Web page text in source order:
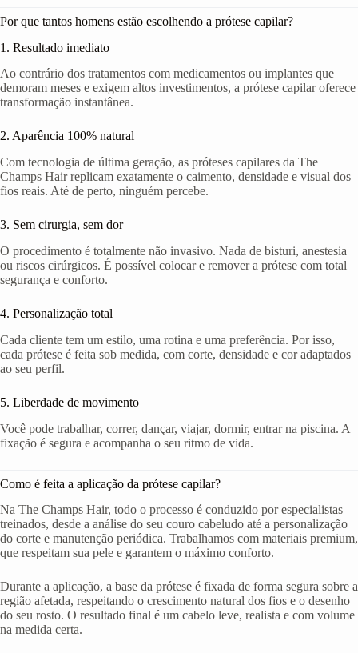
Por que tantos homens estão escolhendo a prótese capilar?
1. Resultado imediato
Ao contrário dos tratamentos com medicamentos ou implantes que
demoram meses e exigem altos investimentos, a prótese capilar oferece
transformação instantânea.
2. Aparência 100% natural
Com tecnologia de última geração, as próteses capilares da The
Champs Hair replicam exatamente o caimento, densidade e visual dos
fios reais. Até de perto, ninguém percebe.
3. Sem cirurgia, sem dor
O procedimento é totalmente não invasivo. Nada de bisturi, anestesia
ou riscos cirúrgicos. É possível colocar e remover a prótese com total
segurança e conforto.
4. Personalização total
Cada cliente tem um estilo, uma rotina e uma preferência. Por isso,
cada prótese é feita sob medida, com corte, densidade e cor adaptados
ao seu perfil.
5. Liberdade de movimento
Você pode trabalhar, correr, dançar, viajar, dormir, entrar na piscina. A
fixação é segura e acompanha o seu ritmo de vida.
Como é feita a aplicação da prótese capilar?
Na The Champs Hair, todo o processo é conduzido por especialistas
treinados, desde a análise do seu couro cabeludo até a personalização
do corte e manutenção periódica. Trabalhamos com materiais premium,
que respeitam sua pele e garantem o máximo conforto.
Durante a aplicação, a base da prótese é fixada de forma segura sobre a
região afetada, respeitando o crescimento natural dos fios e o desenho
do seu rosto. O resultado final é um cabelo leve, realista e com volume
na medida certa.